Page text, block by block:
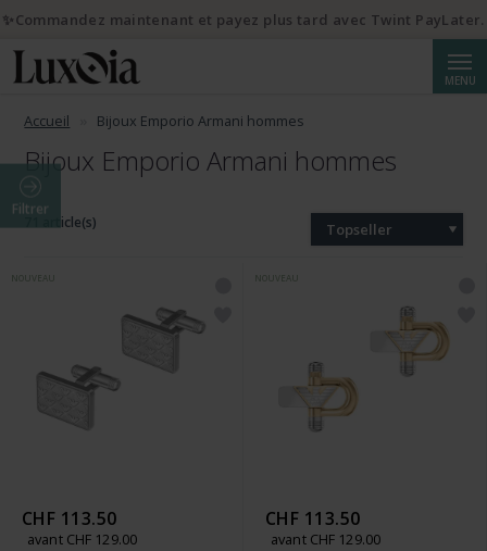
MENU
Accueil Bijoux Emporio Armani hommes
Bijoux Emporio Armani hommes
Filtrer
71 article(s) Topseller
CHF 113.50
avant CHF 129.00
CHF 113.50
avant CHF 129.00
✨Commandez maintenant et payez plus tard avec Twint PayLater.